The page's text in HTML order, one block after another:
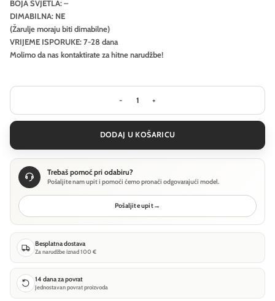
BOJA SVJETLA: –
DIMABILNA: NE
(Žarulje moraju biti dimabilne)
VRIJEME ISPORUKE: 7-28 dana
Molimo da nas kontaktirate za hitne narudžbe!
Stropna svjetiljka Ideal Lux RAY PL
DODAJ U KOŠARICU
Trebaš pomoć pri odabiru?
Pošaljite nam upit i pomoći ćemo pronaći odgovarajući model.
Pošaljite upit→
Besplatna dostava
Za narudžbe iznad 100 €
14 dana za povrat
Jednostavan povrat proizvoda